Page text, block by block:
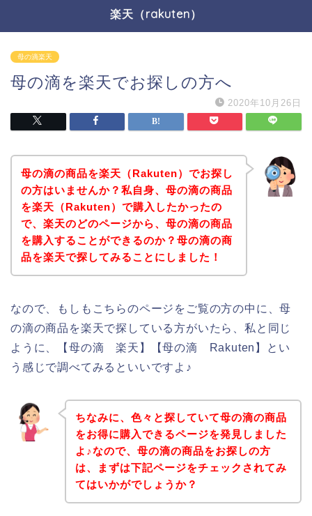
楽天（rakuten）
母の滴楽天
母の滴を楽天でお探しの方へ
2020年10月26日
母の滴の商品を楽天（Rakuten）でお探し
の方はいませんか？私自身、母の滴の商品
を楽天（Rakuten）で購入したかったの
で、楽天のどのページから、母の滴の商品
を購入することができるのか？母の滴の商
品を楽天で探してみることにしました！
なので、もしもこちらのページをご覧の方の中に、母
の滴の商品を楽天で探している方がいたら、私と同じ
ように、【母の滴 楽天】【母の滴 Rakuten】とい
う感じで調べてみるといいですよ♪
ちなみに、色々と探していて母の滴の商品
をお得に購入できるページを発見しました
よ♪なので、母の滴の商品をお探しの方
は、まずは下記ページをチェックされてみ
てはいかがでしょうか？